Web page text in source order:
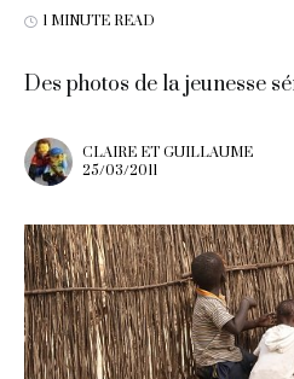
1 MINUTE READ
Des photos de la jeunesse
CLAIRE ET GUILLAUME
25/03/2011